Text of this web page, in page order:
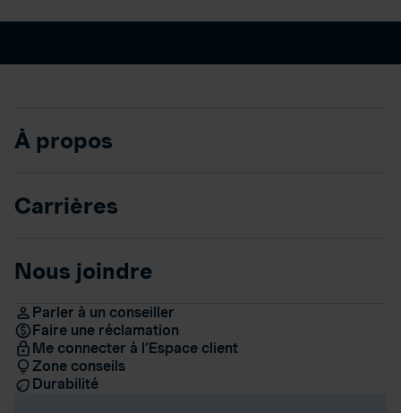
À propos
Carrières
Nous joindre
Parler à un conseiller
Faire une réclamation
Me connecter à l’Espace client
Zone conseils
Durabilité